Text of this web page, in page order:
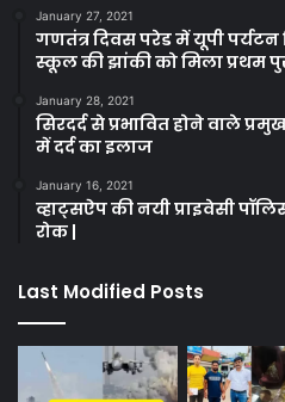
January 27, 2021
गणतंत्र दिवस परेड में यूपी
स्कूल की झांकी को मिला प्रथम
January 28, 2021
सिरदर्द से प्रभावित होने वाले
में दर्द का इलाज
January 16, 2021
व्हाट्सऐप की नयी प्राइवेसी
रोक |
Last Modified Posts